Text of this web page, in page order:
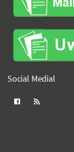
Social Medial